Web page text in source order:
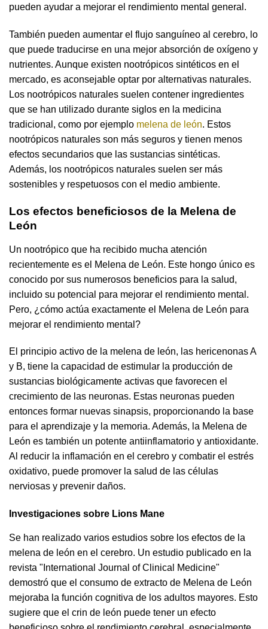
pueden ayudar a mejorar el rendimiento mental general.
También pueden aumentar el flujo sanguíneo al cerebro, lo
que puede traducirse en una mejor absorción de oxígeno y
nutrientes. Aunque existen nootrópicos sintéticos en el
mercado, es aconsejable optar por alternativas naturales.
Los nootrópicos naturales suelen contener ingredientes
que se han utilizado durante siglos en la medicina
tradicional, como por ejemplo melena de león. Estos
nootrópicos naturales son más seguros y tienen menos
efectos secundarios que las sustancias sintéticas.
Además, los nootrópicos naturales suelen ser más
sostenibles y respetuosos con el medio ambiente.
Los efectos beneficiosos de la Melena de
León
Un nootrópico que ha recibido mucha atención
recientemente es el Melena de León. Este hongo único es
conocido por sus numerosos beneficios para la salud,
incluido su potencial para mejorar el rendimiento mental.
Pero, ¿cómo actúa exactamente el Melena de León para
mejorar el rendimiento mental?
El principio activo de la melena de león, las hericenonas A
y B, tiene la capacidad de estimular la producción de
sustancias biológicamente activas que favorecen el
crecimiento de las neuronas. Estas neuronas pueden
entonces formar nuevas sinapsis, proporcionando la base
para el aprendizaje y la memoria. Además, la Melena de
León es también un potente antiinflamatorio y antioxidante.
Al reducir la inflamación en el cerebro y combatir el estrés
oxidativo, puede promover la salud de las células
nerviosas y prevenir daños.
Investigaciones sobre Lions Mane
Se han realizado varios estudios sobre los efectos de la
melena de león en el cerebro. Un estudio publicado en la
revista "International Journal of Clinical Medicine"
demostró que el consumo de extracto de Melena de León
mejoraba la función cognitiva de los adultos mayores. Esto
sugiere que el crin de león puede tener un efecto